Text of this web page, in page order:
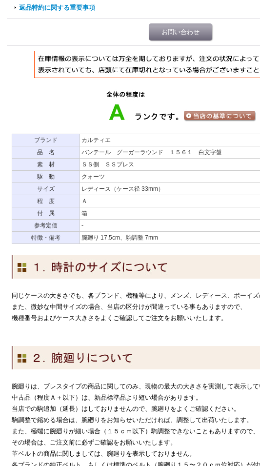
返品特約に関する重要事項
お問い合わせ
ブランド
カルティエ
品 名
パンテール グーガーラウンド １５６１ 白文字盤
素 材
ＳＳ側 ＳＳブレス
駆 動
クォーツ
サイズ
レディース（ケース径 33mm）
程 度
Ａ
付 属
箱
参考定価
-
特徴・備考
腕廻り 17.5cm、駒調整 7mm
同じケースの大きさでも、各ブランド、機種等により、メンズ、レディース、ボーイズ
また、微妙な中間サイズの場合、当店の区分けが間違っている事もありますので、
機種番号およびケース大きさをよくご確認してご注文をお願いいたします。
腕廻りは、ブレスタイプの商品に関してのみ、現物の最大の大きさを実測して表示して
中古品（程度Ａ＋以下）は、新品標準品より短い場合があります。
当店での駒追加（延長）はしておりませんので、腕廻りをよくご確認ください。
駒調整で縮める場合は、腕廻りをお知らせいただければ、調整して出荷いたします。
また、極端に腕廻りが細い場合（１５ｃｍ以下）駒調整できないこともありますので、
その場合は、ご注文前に必ずご確認をお願いいたします。
革ベルトの商品に関しましては、腕廻りを表示しておりません。